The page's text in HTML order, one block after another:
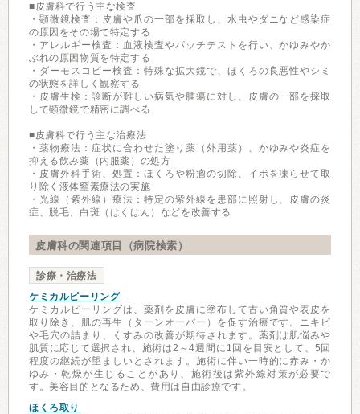
■皮膚科で行う主な検査
・顕微鏡検査：皮膚や爪の一部を採取し、水虫やダニなど感染症
の原因をその場で特定する
・アレルギー検査：血液検査やパッチテストを行い、かゆみやか
ぶれの原因物質を特定する
・ダーモスコピー検査：特殊な拡大鏡で、ほくろの良悪性やシミ
の状態を詳しく観察する
・皮膚生検：診断が難しい病気や腫瘍に対し、皮膚の一部を採取
して顕微鏡で精密に調べる
■皮膚科で行う主な治療法
・薬物療法：症状に合わせた塗り薬（外用薬）、かゆみや炎症を
抑える飲み薬（内服薬）の処方
・皮膚外科手術、処置：ほくろや粉瘤の切除、イボを凍らせて取
り除く液体窒素療法の実施
・光線（紫外線）療法：特定の紫外線を患部に照射し、皮膚の炎
症、脱毛、白斑（はくはん）などを改善する
皮膚科の関連項目（病院検索）
診療・治療法
ケミカルピーリング
ケミカルピーリングは、薬剤を皮膚に塗布して古い角質や表皮を
取り除き、肌の再生（ターンオーバー）を促す治療です。ニキビ
や毛穴の詰まり、くすみの改善が期待されます。薬剤は肌悩みや
肌質に応じて選択され、施術は2～4週間に1回を目安として、5回
程度の継続が望ましいとされます。施術に伴い一時的に赤み・か
ゆみ・乾燥が生じることがあり、施術後は紫外線対策が必要で
す。美容目的となるため、費用は自由診療です。
ほくろ取り